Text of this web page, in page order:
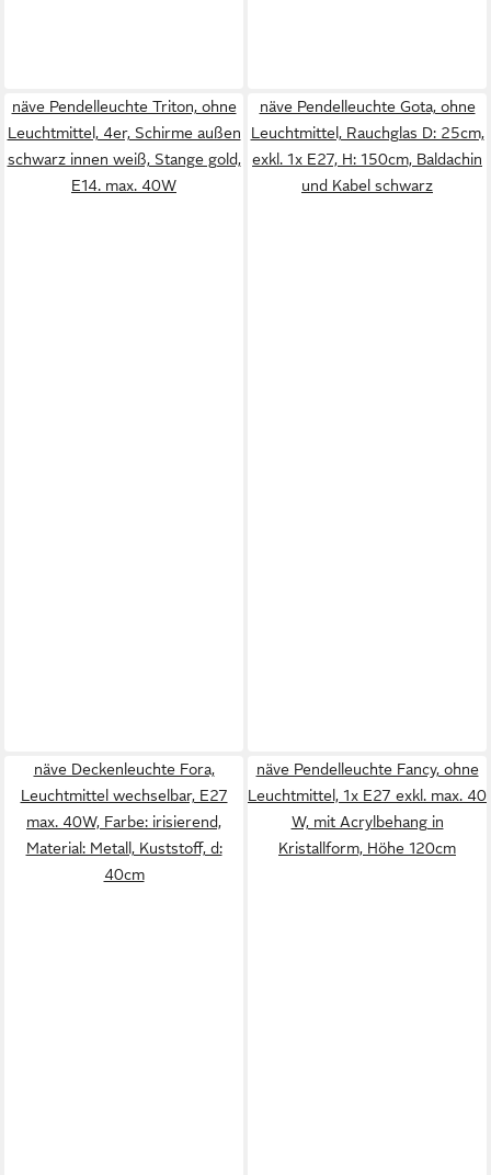
näve Pendelleuchte Triton, ohne
Leuchtmittel, 4er, Schirme außen
schwarz innen weiß, Stange gold,
E14. max. 40W
näve Pendelleuchte Gota, ohne
Leuchtmittel, Rauchglas D: 25cm,
exkl. 1x E27, H: 150cm, Baldachin
und Kabel schwarz
näve Deckenleuchte Fora,
Leuchtmittel wechselbar, E27
max. 40W, Farbe: irisierend,
Material: Metall, Kuststoff, d:
40cm
näve Pendelleuchte Fancy, ohne
Leuchtmittel, 1x E27 exkl. max. 40
W, mit Acrylbehang in
Kristallform, Höhe 120cm